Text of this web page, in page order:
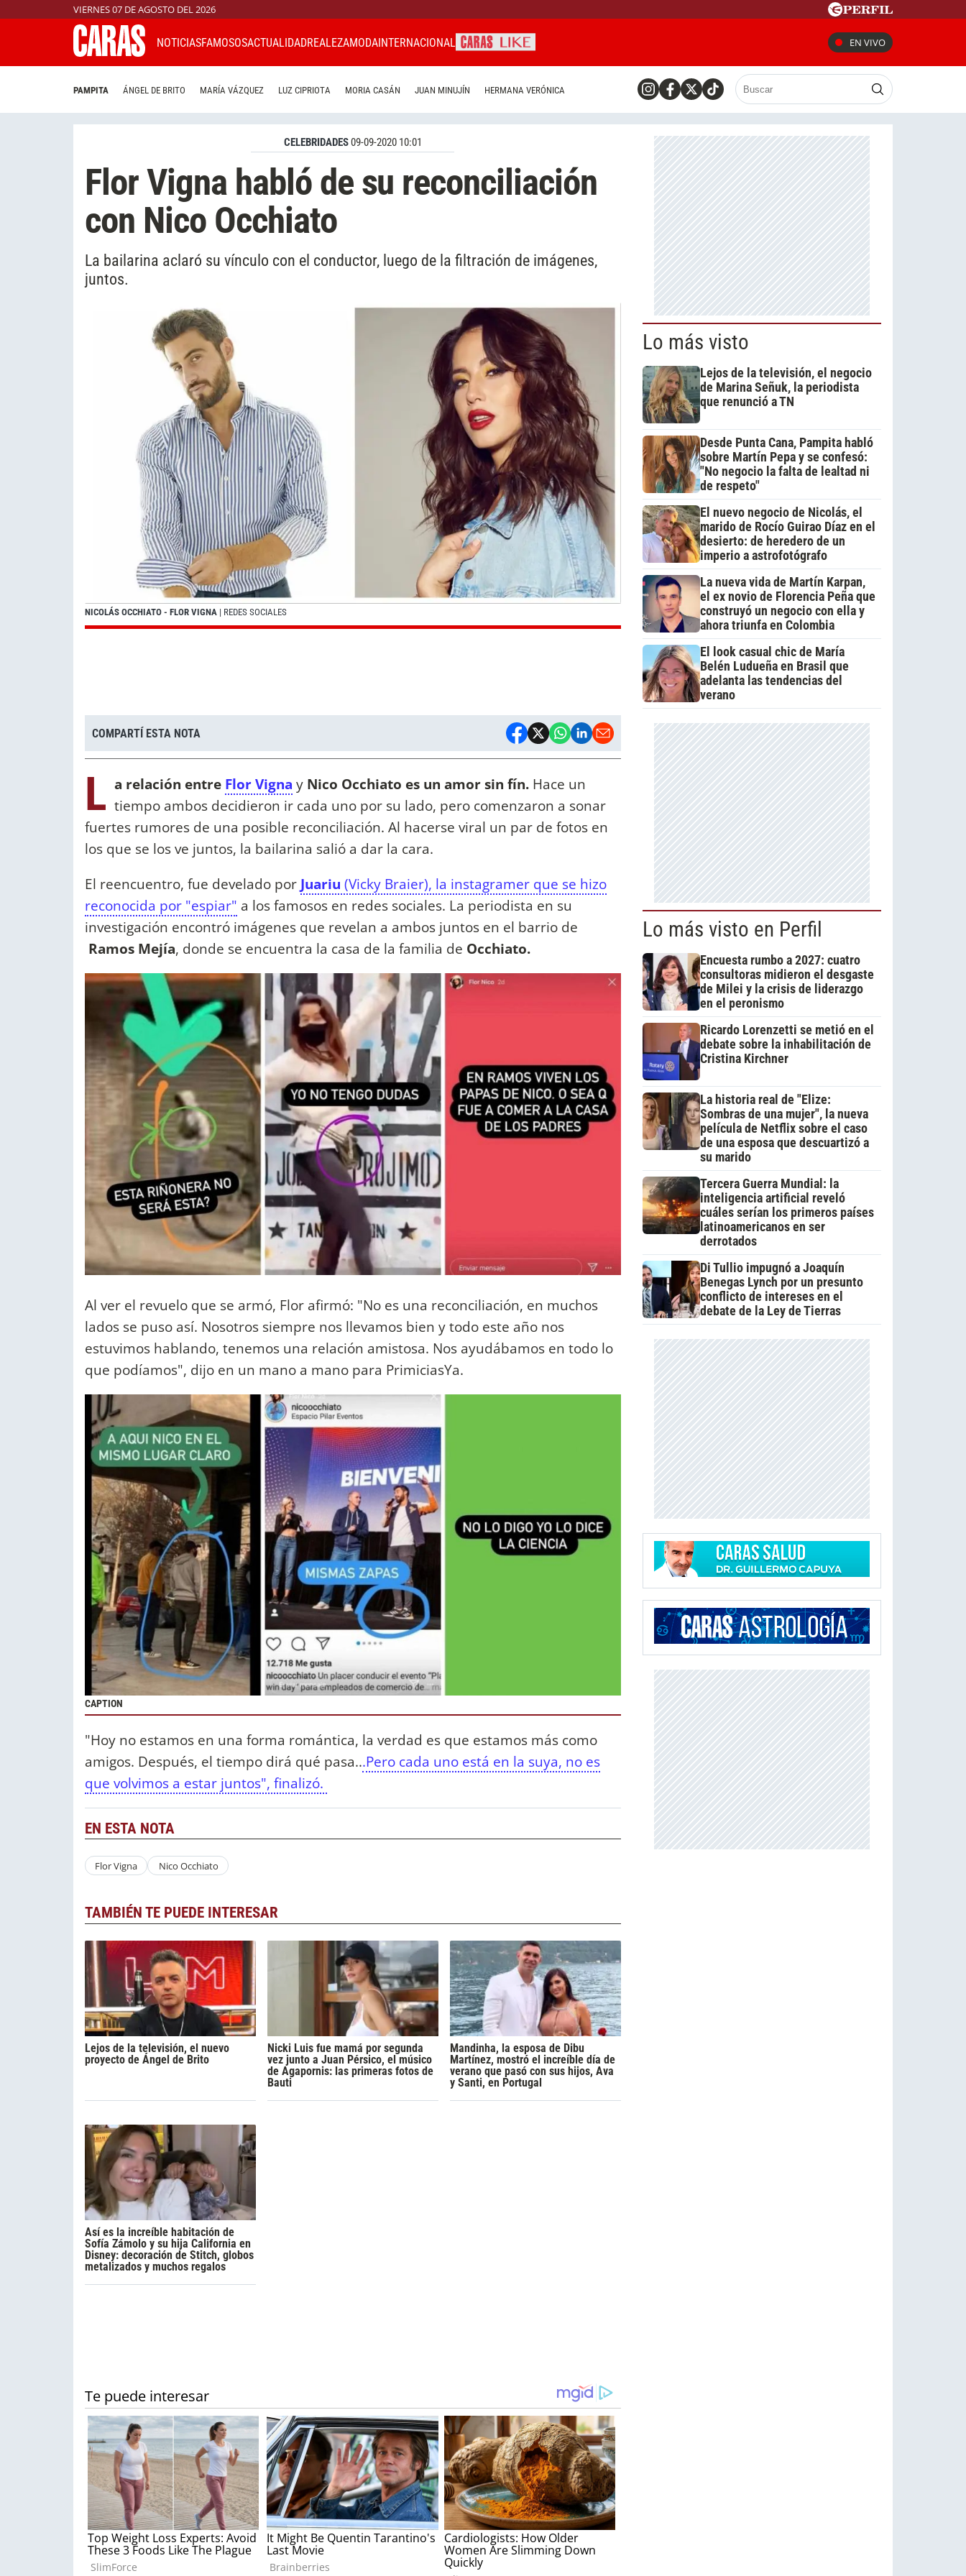
VIERNES 07 DE AGOSTO DEL 2026
NOTICIASFAMOSOSACTUALIDADREALEZAMODAINTERNACIONAL EN VIVO
PAMPITA ÁNGEL DE BRITO MARÍA VÁZQUEZ LUZ CIPRIOTA MORIA CASÁN JUAN MINUJÍN HERMANA VERÓNICA
CELEBRIDADES09-09-2020 10:01
Flor Vigna habló de su reconciliación
con Nico Occhiato
La bailarina aclaró su vínculo con el conductor, luego de la filtración de imágenes,
juntos.
NICOLÁS OCCHIATO - FLOR VIGNA | REDES SOCIALES
COMPARTÍ ESTA NOTA
L a relación entre Flor Vigna y Nico Occhiato es un amor sin fín. Hace un
tiempo ambos decidieron ir cada uno por su lado, pero comenzaron a sonar
fuertes rumores de una posible reconciliación. Al hacerse viral un par de fotos en
los que se los ve juntos, la bailarina salió a dar la cara.
El reencuentro, fue develado por Juariu (Vicky Braier), la instagramer que se hizo
reconocida por "espiar" a los famosos en redes sociales. La periodista en su
investigación encontró imágenes que revelan a ambos juntos en el barrio de
Ramos Mejía, donde se encuentra la casa de la familia de Occhiato.
Al ver el revuelo que se armó, Flor afirmó: "No es una reconciliación, en muchos
lados se puso así. Nosotros siempre nos llevamos bien y todo este año nos
estuvimos hablando, tenemos una relación amistosa. Nos ayudábamos en todo lo
que podíamos", dijo en un mano a mano para PrimiciasYa.
CAPTION
"Hoy no estamos en una forma romántica, la verdad es que estamos más como
amigos. Después, el tiempo dirá qué pasa...Pero cada uno está en la suya, no es
que volvimos a estar juntos", finalizó.
EN ESTA NOTA
Flor Vigna Nico Occhiato
TAMBIÉN TE PUEDE INTERESAR
Lejos de la televisión, el nuevo
proyecto de Ángel de Brito
Nicki Luis fue mamá por segunda
vez junto a Juan Pérsico, el músico
de Agapornis: las primeras fotos de
Bauti
Mandinha, la esposa de Dibu
Martínez, mostró el increíble día de
verano que pasó con sus hijos, Ava
y Santi, en Portugal
Así es la increíble habitación de
Sofía Zámolo y su hija California en
Disney: decoración de Stitch, globos
metalizados y muchos regalos
Lo más visto
Lejos de la televisión, el negocio
de Marina Señuk, la periodista
que renunció a TN
Desde Punta Cana, Pampita habló
sobre Martín Pepa y se confesó:
"No negocio la falta de lealtad ni
de respeto"
El nuevo negocio de Nicolás, el
marido de Rocío Guirao Díaz en el
desierto: de heredero de un
imperio a astrofotógrafo
La nueva vida de Martín Karpan,
el ex novio de Florencia Peña que
construyó un negocio con ella y
ahora triunfa en Colombia
El look casual chic de María
Belén Ludueña en Brasil que
adelanta las tendencias del
verano
Lo más visto en Perfil
Encuesta rumbo a 2027: cuatro
consultoras midieron el desgaste
de Milei y la crisis de liderazgo
en el peronismo
Ricardo Lorenzetti se metió en el
debate sobre la inhabilitación de
Cristina Kirchner
La historia real de "Elize:
Sombras de una mujer", la nueva
película de Netflix sobre el caso
de una esposa que descuartizó a
su marido
Tercera Guerra Mundial: la
inteligencia artificial reveló
cuáles serían los primeros países
latinoamericanos en ser
derrotados
Di Tullio impugnó a Joaquín
Benegas Lynch por un presunto
conflicto de intereses en el
debate de la Ley de Tierras